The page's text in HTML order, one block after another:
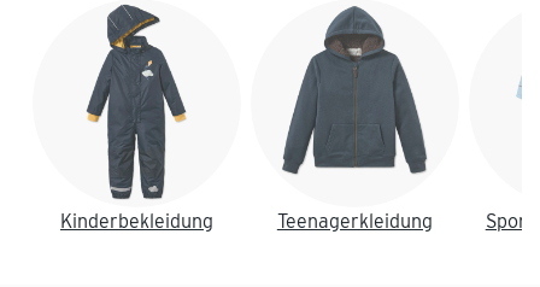
Kinderbekleidung Teenagerkleidung